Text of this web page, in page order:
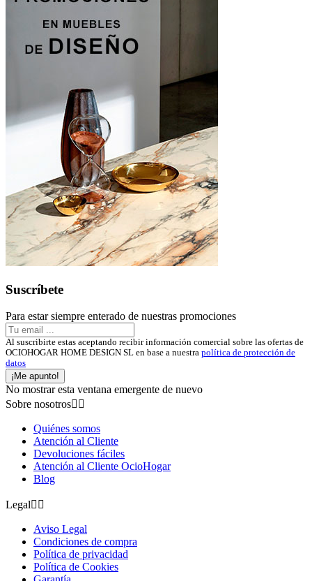
Suscríbete
Para estar siempre enterado de nuestras promociones
Al suscribirte estas aceptando recibir información comercial sobre las ofertas de
OCIOHOGAR HOME DESIGN SL en base a nuestra política de protección de
datos
¡Me apunto!
No mostrar esta ventana emergente de nuevo
Sobre nosotros 
Quiénes somos
Atención al Cliente
Devoluciones fáciles
Atención al Cliente OcioHogar
Blog
Legal 
Aviso Legal
Condiciones de compra
Política de privacidad
Política de Cookies